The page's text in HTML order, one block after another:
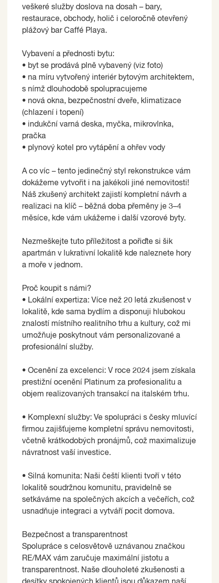
veškeré služby doslova na dosah – bary,
restaurace, obchody, holič i celoročně otevřený
plážový bar Caffé Playa.
Vybavení a přednosti bytu:
• byt se prodává plně vybavený (viz foto)
• na míru vytvořený interiér bytovým architektem,
s nímž dlouhodobě spolupracujeme
• nová okna, bezpečnostní dveře, klimatizace
(chlazení i topení)
• indukční varná deska, myčka, mikrovlnka,
pračka
• plynový kotel pro vytápění a ohřev vody
A co víc – tento jedinečný styl rekonstrukce vám
dokážeme vytvořit i na jakékoli jiné nemovitosti!
Náš zkušený architekt zajistí kompletní návrh a
realizaci na klíč – běžná doba přeměny je 3–4
měsíce, kde vám ukážeme i další vzorové byty.
Nezmeškejte tuto příležitost a pořiďte si šik
apartmán v lukrativní lokalitě kde naleznete hory
a moře v jednom.
Proč koupit s námi?
• Lokální expertiza: Více než 20 letá zkušenost v
lokalitě, kde sama bydlím a disponuji hlubokou
znalostí místního realitního trhu a kultury, což mi
umožňuje poskytnout vám personalizované a
profesionální služby.
• Ocenění za excelenci: V roce 2024 jsem získala
prestižní ocenění Platinum za profesionalitu a
objem realizovaných transakcí na italském trhu.
• Komplexní služby: Ve spolupráci s česky mluvící
firmou zajišťujeme kompletní správu nemovitosti,
včetně krátkodobých pronájmů, což maximalizuje
návratnost vaší investice.
• Silná komunita: Naši čeští klienti tvoří v této
lokalitě soudržnou komunitu, pravidelně se
setkáváme na společných akcích a večeřích, což
usnadňuje integraci a vytváří pocit domova.
Bezpečnost a transparentnost
Spolupráce s celosvětově uznávanou značkou
RE/MAX vám zaručuje maximální jistotu a
transparentnost. Naše dlouholeté zkušenosti a